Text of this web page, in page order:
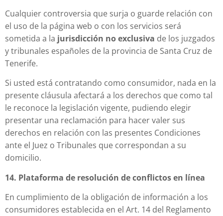
Cualquier controversia que surja o guarde relación con
el uso de la página web o con los servicios será
sometida a la jurisdicción no exclusiva de los juzgados
y tribunales españoles de la provincia de Santa Cruz de
Tenerife.
Si usted está contratando como consumidor, nada en la
presente cláusula afectará a los derechos que como tal
le reconoce la legislación vigente, pudiendo elegir
presentar una reclamación para hacer valer sus
derechos en relación con las presentes Condiciones
ante el Juez o Tribunales que correspondan a su
domicilio.
14. Plataforma de resolución de conflictos en línea
En cumplimiento de la obligación de información a los
consumidores establecida en el Art. 14 del Reglamento